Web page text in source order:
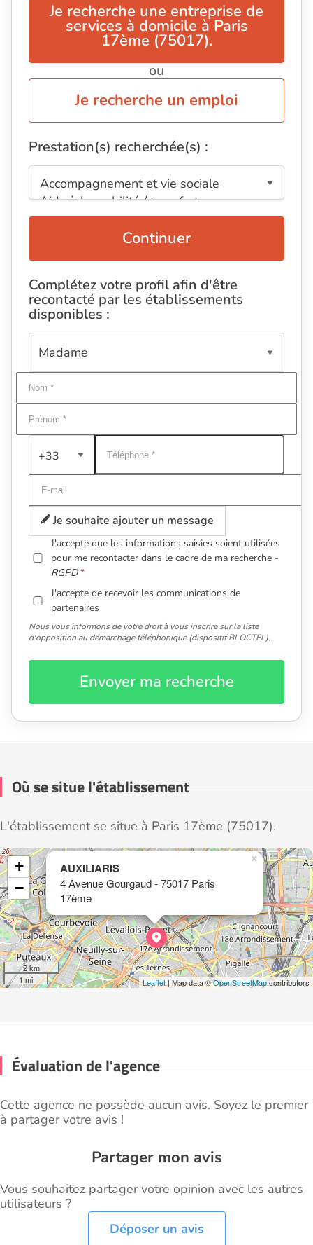
Je recherche une entreprise de
services à domicile à Paris
17ème (75017).
ou
Je recherche un emploi
Prestation(s) recherchée(s) :
Continuer
Complétez votre profil afin d'être
recontacté par les établissements
disponibles :
+33
Je souhaite ajouter un message
J'accepte que les informations saisies soient utilisées
pour me recontacter dans le cadre de ma recherche -
RGPD
J'accepte de recevoir les communications de
partenaires
Nous vous informons de votre droit à vous inscrire sur la liste
d'opposition au démarchage téléphonique (dispositif BLOCTEL).
Envoyer ma recherche
Où se situe l'établissement
L'établissement se situe à Paris 17ème (75017).
AUXILIARIS
4 Avenue Gourgaud - 75017 Paris
17ème
×
+
−
2 km
1 mi
Leaflet| Map data ©OpenStreetMapcontributors
Évaluation de l'agence
Cette agence ne possède aucun avis. Soyez le premier
à partager votre avis !
Partager mon avis
Vous souhaitez partager votre opinion avec les autres
utilisateurs ?
Déposer un avis